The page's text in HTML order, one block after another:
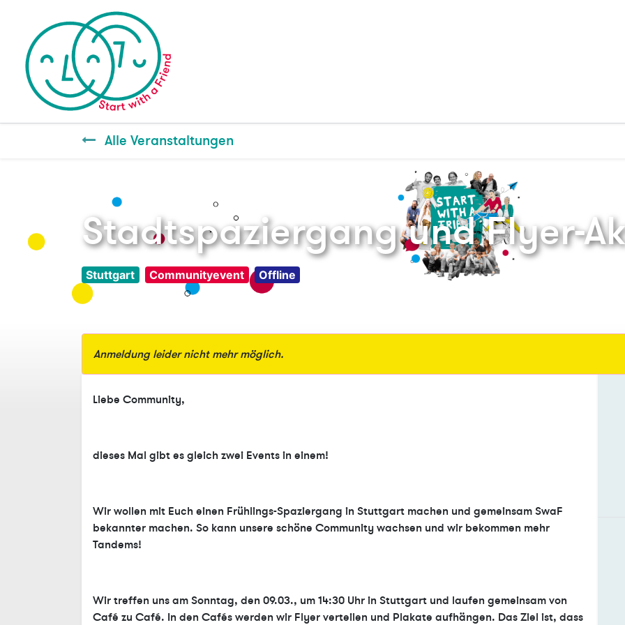
Alle Veranstaltungen
Stadtspaziergang und Flyer-
Stuttgart Communityevent Offline
Anmeldung leider nicht mehr möglich.
Liebe Community,
dieses Mal gibt es gleich zwei Events in einem!
Wir wollen mit Euch einen Frühlings-Spaziergang in Stuttgart machen und gemeinsam SwaF
bekannter machen. So kann unsere schöne Community wachsen und wir bekommen mehr
Tandems!
Wir treffen uns am Sonntag, den 09.03., um 14:30 Uhr in Stuttgart und laufen gemeinsam von
Café zu Café. In den Cafés werden wir Flyer verteilen und Plakate aufhängen. Das Ziel ist, dass